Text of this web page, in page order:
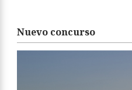
Nuevo concurso